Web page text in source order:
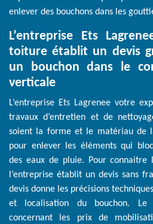
enlever des bouchons dans les
L’entreprise Ets
toiture établit un devis
un bouchon dans le
verticale
L’entreprise Ets Lagrenee votre
travaux d’entretien et de
soient la forme et le matériau de
pour enlever les éléments qui
des eaux de pluie. Pour connaitre
l’entreprise établit un devis sans
devis donne les précisions
et localisation du bouchon. Le
concernant les prix de